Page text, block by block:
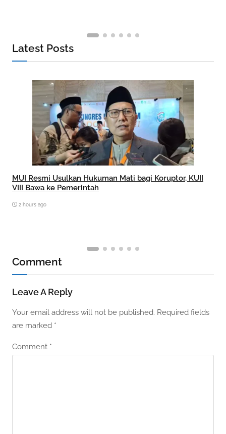
Latest Posts
MUI Resmi Usulkan Hukuman Mati bagi Koruptor, KUII
VIII Bawa ke Pemerintah
2 hours ago
Comment
Leave A Reply
Your email address will not be published. Required fields
are marked *
Comment *